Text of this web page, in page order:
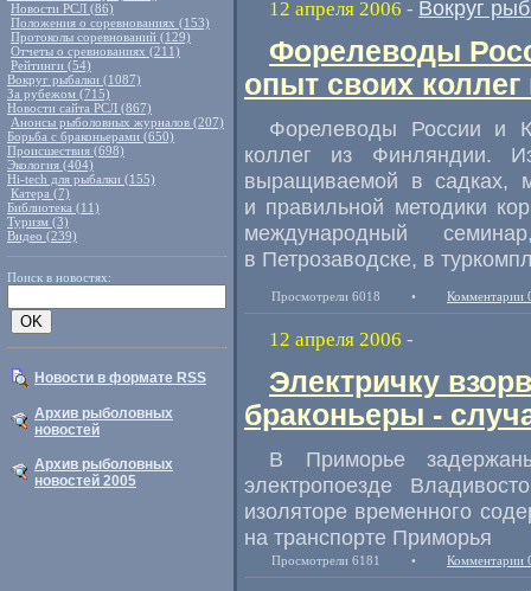
Новости РСЛ (86)
Положения о соревнованиях (153)
Протоколы соревнований (129)
Отчеты о сревнованиях (211)
Рейтинги (54)
Вокруг рыбалки (1087)
За рубежом (715)
Новости сайта РСЛ (867)
Анонсы рыболовных журналов (207)
Борьба с браконьерами (650)
Происшествия (698)
Экология (404)
Hi-tech для рыбалки (155)
Катера (7)
Библиотека (11)
Туризм (3)
Видео (239)
Поиск в новостях:
Новости в формате RSS
Архив рыболовных
новостей
Архив рыболовных
новостей 2005
12 апреля 2006 - Вокруг
Форелеводы
опыт своих
Форелеводы России и
коллег из Финляндии.
выращиваемой в садках,
и правильной методики
международный
в Петрозаводске, в
Просмотрели 6018 • Комментарии
12 апреля 2006 -
Электричку
браконьеры -
В Приморье
электропоезде
изоляторе временного
на транспорте Приморья
Просмотрели 6181 • Комментарии